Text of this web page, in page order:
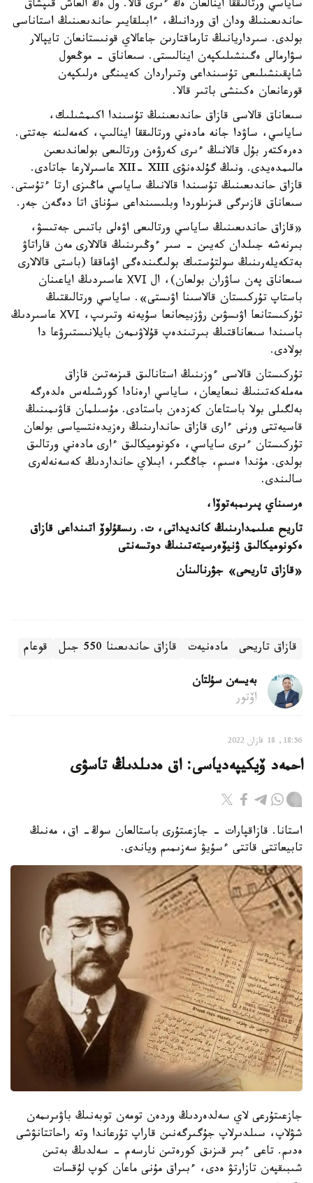
ساياسي ورتالىققا اينالعان ەڭ ءىرى قالا. ول ەڭ العاش قىپشاق
حاندىعىنىڭ ودان اق وردانىڭ، ءابىلقايىر حاندىعىنىڭ استاناسى
بولدى. سىرداريانىڭ تارماقتارىن جاعالاي قونىستانعان تايپالار
سۋارمالى ەگىنشىلىكپەن اينالىستى. سىعاناق - موڭعول
شاپقىنشىلىعى تۇسىنداعى وتىراردان كەيىنگى ەرلىكپەن
قورعانعان ەكىنشى باتىر قالا.
سىعاناق قالاسى قازاق حاندىعىنىڭ تۇسىندا اكىمشىلىك،
ساياسي، ساۋدا جانە مادەني ورتالىققا اينالىپ، كەمەلىنە جەتتى.
دەرەكتەر بۇل قالانىڭ ءىرى كەرۋەن ورتالىعى بولعاندىعىن
مالىمدەيدى. ونىڭ گۇلدەنۋى XII- XIII عاسىرلارعا جاتادى.
قازاق حاندىعىنىڭ تۇسىندا قالانىڭ ساياسي ماڭىزى ارتا ءتۇستى.
سىعاناق قازىرگى قىزىلوردا وبلىسىنداعى سۇناق اتا دەگەن جەر.
«قازاق حاندىعىنىڭ ساياسي ورتالىعى اۋەلى باتىس جەتىسۋ،
بىرنەشە جىلدان كەيىن - سىر ءوڭىرىنىڭ قالالارى مەن قاراتاۋ
بەتكەيلەرىنىڭ سولتۇستىك بولىگىندەگى اۋماققا (باستى قالالارى
سىعاناق پەن ساۋران بولعان)، ال ХVІ عاسىردىڭ اياعىنان
باستاپ تۇركىستان قالاسىنا اۋىستى». ساياسي ورتالىقتىڭ
تۇركىستانعا اۋىسۋىن رۋزبيحانعا سۇيەنە وتىرىپ، ХVІ عاسىردىڭ
باسىندا سىعاناقتىڭ بىرتىندەپ قۇلاۋىمەن بايلانىستىرۋعا دا
بولادى.
تۇركىستان قالاسى ءوزىنىڭ استانالىق قىزمەتىن قازاق
مەملەكەتىنىڭ نىعايعان، ساياسي ارەنادا كورشىلەس ەلدەرگە
بەلگىلى بولا باستاعان كەزدەن باستادى. مۇسىلمان قاۋىمىنىڭ
قاسيەتتى ورنى ءارى قازاق حاندارىنىڭ رەزيدەنتسياسى بولعان
تۇركىستان ءىرى ساياسي، ەكونوميكالىق ءارى مادەني ورتالىق
بولدى. مۇندا ەسىم، جاڭگىر، ابىلاي حانداردىڭ كەسەنەلەرى
سالىندى.
ەرسىناي پىرىمبەتوۆا،
تاريح عىلىمدارىنىڭ كانديداتى،ت. رىسقۇلوۆ اتىنداعى قازاق
ەكونوميكالىق ۋنيۆەرسيتەتىنىڭ دوتسەنتى
«قازاق تاريحى» جۋرنالىنان
قازاق تاريحى مادەنيەت قازاق حاندىعىنا 550 جىل قوعام
بەيسەن سۇلتان
اۆتور
18:56, 18 قازان 2022
احمەد ۆيكيپەدياسى: اق ەدىلدىڭ تاسۋى
استانا. قازاقپارات - جازعىتۇرى باستالعان سوڭ- اق، مەنىڭ
تابيعاتتى قاتتى ءسۇيۋ سەزىمىم وياندى.
جازعىتۇرعى لاي سەلدەردىڭ وردەن تومەن توبەنىڭ باۋىرىمەن
شۋلاپ، سىلدىرلاپ جۇگىرگەنىن قاراپ تۇرعاندا وتە راحاتتانۋشى
ەدىم. تاعى ءبىر قىزىق كورەتىن نارسەم - سەلدىڭ بەتىن
شىبىقپەن تازارتۋ ەدى، ءبىراق مۇنى ماعان كوپ لۇقسات